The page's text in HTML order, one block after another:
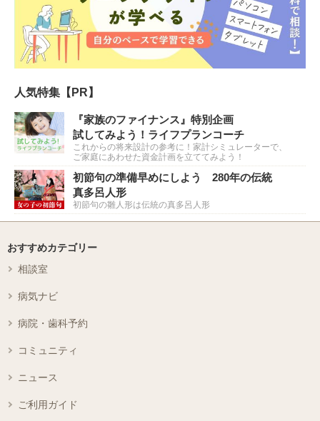
人気特集【PR】
『家族のファイナンス』特別企画
試してみよう！ライフプランコーチ
これからの将来設計の参考に！家計シミュレーターで、
ご家庭にあわせた資金計画を立ててみよう！
初節句の準備早めにしよう 280年の伝統
真多呂人形
初節句の雛人形は伝統の真多呂人形
おすすめカテゴリー
相談室
病気ナビ
病院・歯科予約
コミュニティ
ニュース
ご利用ガイド